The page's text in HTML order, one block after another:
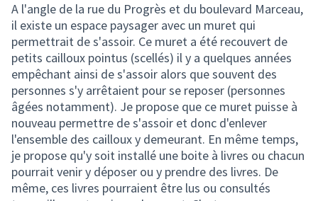
A l'angle de la rue du Progrès et du boulevard Marceau,
il existe un espace paysager avec un muret qui
permettrait de s'assoir. Ce muret a été recouvert de
petits cailloux pointus (scellés) il y a quelques années
empêchant ainsi de s'assoir alors que souvent des
personnes s'y arrêtaient pour se reposer (personnes
âgées notamment). Je propose que ce muret puisse à
nouveau permettre de s'assoir et donc d'enlever
l'ensemble des cailloux y demeurant. En même temps,
je propose qu'y soit installé une boite à livres ou chacun
pourrait venir y déposer ou y prendre des livres. De
même, ces livres pourraient être lus ou consultés